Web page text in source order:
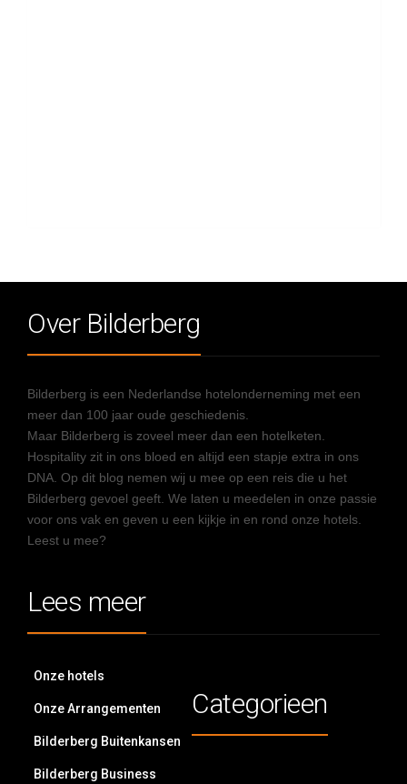
Over Bilderberg
Bilderberg is een Nederlandse hotelonderneming met een
meer dan 100 jaar oude geschiedenis.
Maar Bilderberg is zoveel meer dan een hotelketen.
Hospitality zit in ons bloed en altijd een stapje extra in ons
DNA. Op dit blog nemen wij u mee op een reis die u het
Bilderberg gevoel geeft. We laten u meedelen in onze passie
voor ons vak en geven u een kijkje in en rond onze hotels.
Leest u mee?
Lees meer
Onze hotels
Onze Arrangementen
Bilderberg Buitenkansen
Bilderberg Business
Categorieen